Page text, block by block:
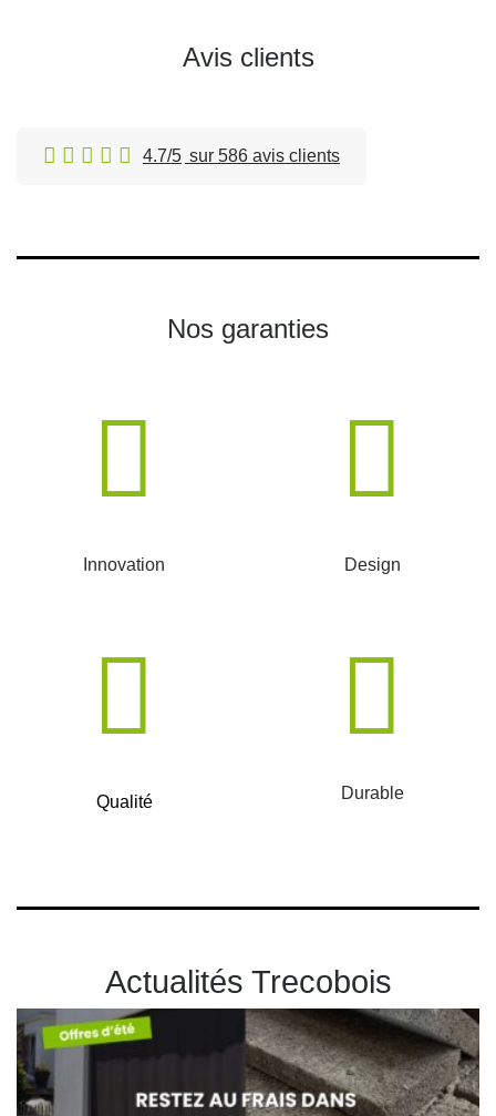
Avis clients
4.7/5 sur 586 avis clients
Nos garanties
Innovation Design
Qualité Durable
Actualités Trecobois